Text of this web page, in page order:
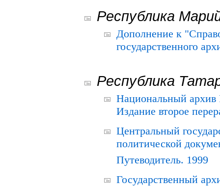
Республика
Дополнение к
государственного
Республика
Национальный архив
Издание второе
Центральный
политической
Путеводитель. 1999
Государственный